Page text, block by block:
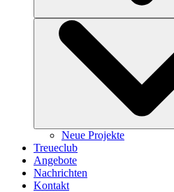
Neue Projekte
Treueclub
Angebote
Nachrichten
Kontakt